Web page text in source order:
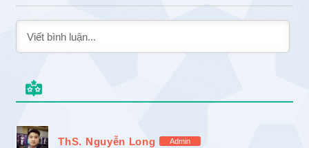
ThS. Nguyễn Long Admin